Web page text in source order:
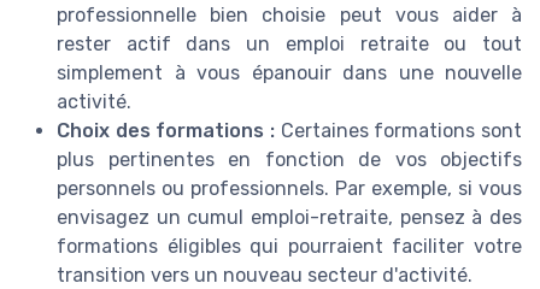
professionnelle bien choisie peut vous aider à
rester actif dans un emploi retraite ou tout
simplement à vous épanouir dans une nouvelle
activité.
Choix des formations : Certaines formations sont
plus pertinentes en fonction de vos objectifs
personnels ou professionnels. Par exemple, si vous
envisagez un cumul emploi-retraite, pensez à des
formations éligibles qui pourraient faciliter votre
transition vers un nouveau secteur d'activité.